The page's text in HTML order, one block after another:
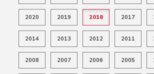
2020 2019 2018 2017
2014 2013 2012 2011
2008 2007 2006 2005